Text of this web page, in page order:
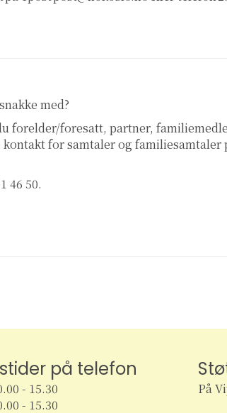
med?
forelder/foresatt, partner,
for samtaler og familiesamtaler
46 50.
på telefon
- 15.30
- 15.30
På